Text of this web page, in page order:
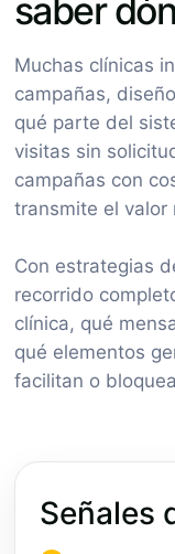
saber
Muchas clínicas
campañas,
qué parte del
visitas sin
campañas con
transmite el valor
Con estrategias
recorrido
clínica, qué
qué elementos
facilitan o
Señales